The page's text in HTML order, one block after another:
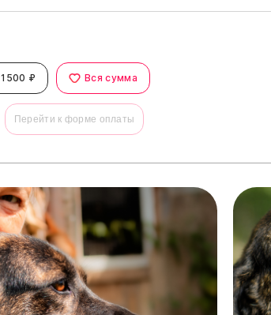
1500 ₽ Вся сумма
Перейти к форме оплаты